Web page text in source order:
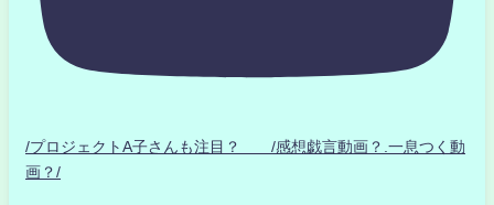
/プロジェクトA子さんも注目？ /感想戯言動画？.一息つく動
画？/